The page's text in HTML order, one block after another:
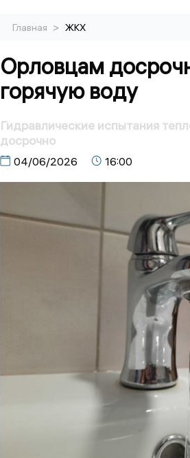
Главная > ЖКХ
Орловцам
горячую воду
Гидравлические испытания
досрочно
04/06/2026 16:00